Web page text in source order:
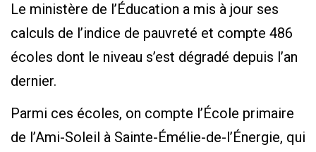
Le ministère de l’Éducation a mis à jour ses
calculs de l’indice de pauvreté et compte 486
écoles dont le niveau s’est dégradé depuis l’an
dernier.
Parmi ces écoles, on compte l’École primaire
de l’Ami-Soleil à Sainte-Émélie-de-l’Énergie, qui